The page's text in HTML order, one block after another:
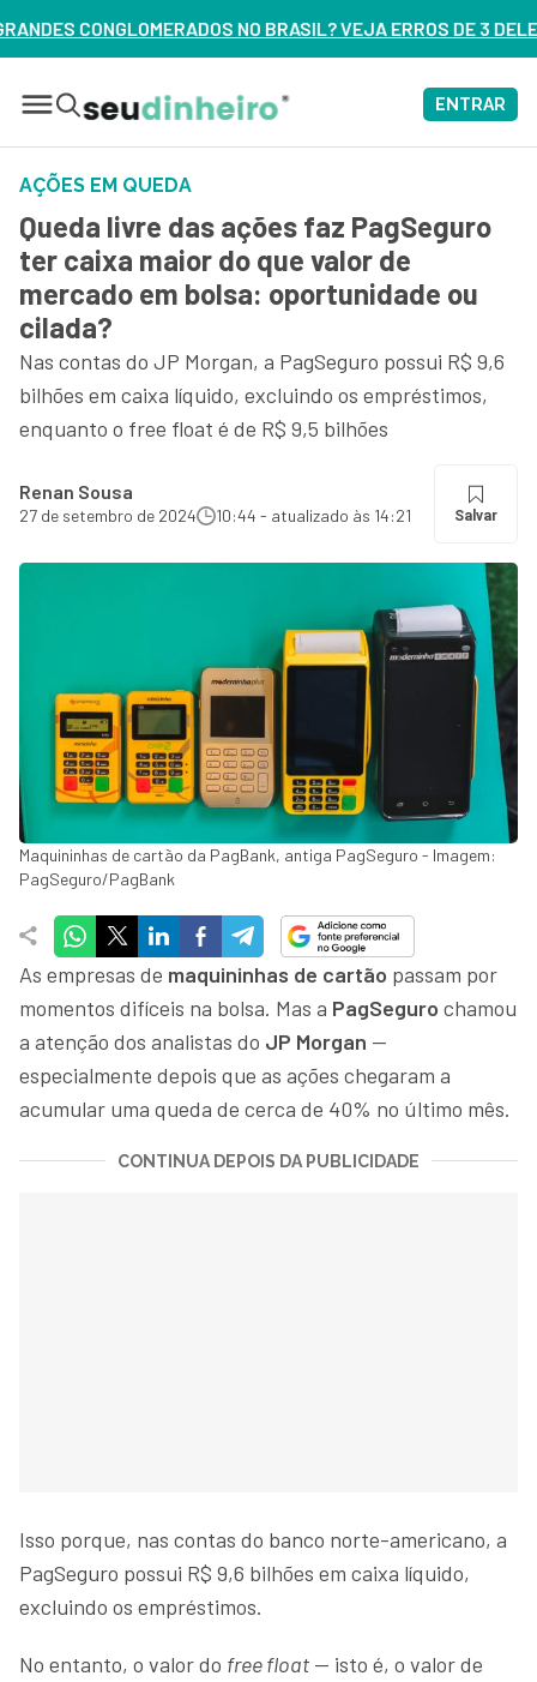
NO BRASIL? VEJA ERROS DE 3 DELES – ASSISTA AGORA
ENTRAR
AÇÕES EM QUEDA
Queda livre das ações faz PagSeguro
ter caixa maior do que valor de
mercado em bolsa: oportunidade ou
cilada?
Nas contas do JP Morgan, a PagSeguro possui R$ 9,6
bilhões em caixa líquido, excluindo os empréstimos,
enquanto o free float é de R$ 9,5 bilhões
Renan Sousa
27 de setembro de 2024 10:44 - atualizado às 14:21 Salvar
Maquininhas de cartão da PagBank, antiga PagSeguro - Imagem:
PagSeguro/PagBank
As empresas de maquininhas de cartão passam por
momentos difíceis na bolsa. Mas a PagSeguro chamou
a atenção dos analistas do JP Morgan —
especialmente depois que as ações chegaram a
acumular uma queda de cerca de 40% no último mês.
CONTINUA DEPOIS DA PUBLICIDADE
Isso porque, nas contas do banco norte-americano, a
PagSeguro possui R$ 9,6 bilhões em caixa líquido,
excluindo os empréstimos.
No entanto, o valor do free float — isto é, o valor de